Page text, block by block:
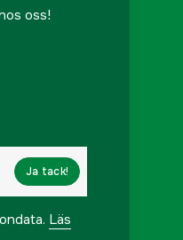
oss!
Ja tack!
Läs